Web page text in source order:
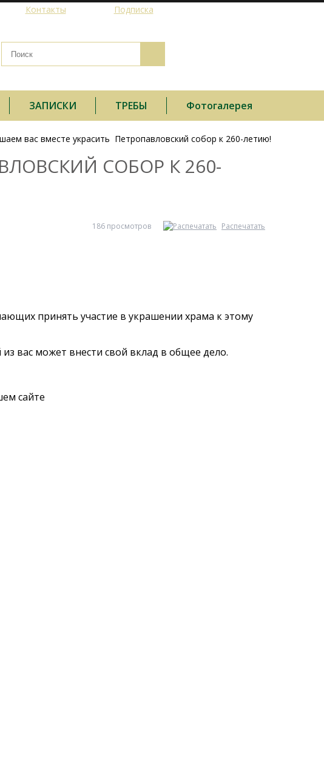
Контакты Подписка
ЗАПИСКИ ТРЕБЫ Фотогалерея
вас вместе украсить Петропавловский собор к 260-летию!
СОБОР К 260-
186 просмотров Распечатать
принять участие в украшении храма к этому
вас может внести свой вклад в общее дело.
сайте